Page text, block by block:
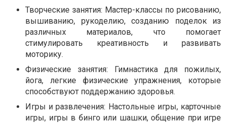
Творческие занятия: Мастер-классы по рисованию,
вышиванию, рукоделию, созданию поделок из
различных материалов, что помогает
стимулировать креативность и развивать
моторику.
Физические занятия: Гимнастика для пожилых,
йога, легкие физические упражнения, которые
способствуют поддержанию здоровья.
Игры и развлечения: Настольные игры, карточные
игры, игры в бинго или шашки, общение при игре